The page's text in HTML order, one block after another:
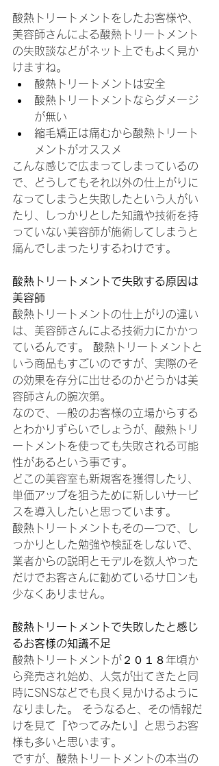
酸熱トリートメントをしたお客様や、
美容師さんによる酸熱トリートメント
の失敗談などがネット上でもよく見か
けますね。
酸熱トリートメントは安全
酸熱トリートメントならダメージ
が無い
縮毛矯正は痛むから酸熱トリート
メントがオススメ
こんな感じで広まってしまっているの
で、どうしてもそれ以外の仕上がりに
なってしまうと失敗したという人がい
たり、しっかりとした知識や技術を持
っていない美容師が施術してしまうと
痛んでしまったりするわけです。
酸熱トリートメントで失敗する原因は
美容師
酸熱トリートメントの仕上がりの違い
は、美容師さんによる技術力にかかっ
ているんです。 酸熱トリートメントと
いう商品もすごいのですが、実際のそ
の効果を存分に出せるのかどうかは美
容師さんの腕次第。
なので、一般のお客様の立場からする
とわかりずらいでしょうが、酸熱トリ
ートメントを使っても失敗される可能
性があるという事です。
どこの美容室も新規客を獲得したり、
単価アップを狙うために新しいサービ
スを導入したいと思っています。
酸熱トリートメントもその一つで、し
っかりとした勉強や検証をしないで、
業者からの説明とモデルを数人やった
だけでお客さんに勧めているサロンも
少なくありません。
酸熱トリートメントで失敗したと感じ
るお客様の知識不足
酸熱トリートメントが２０１８年頃か
ら発売され始め、人気が出てきたと同
時にSNSなどでも良く見かけるように
なりました。 そうなると、その情報だ
けを見て『やってみたい』と思うお客
様も多いと思います。
ですが、酸熱トリートメントの本当の